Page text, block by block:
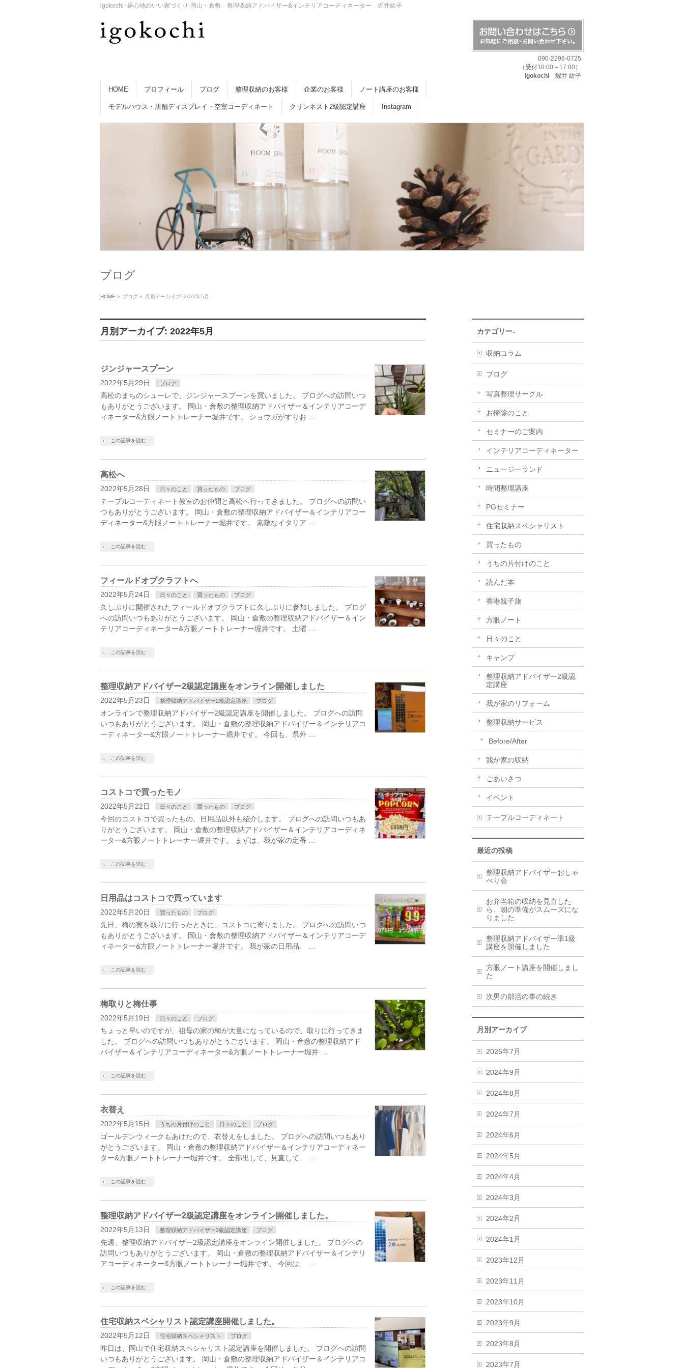
igokochi -居心地のいい家づくり-岡山・倉敷 整理収納アドバイザー&インテリアコーディネーター 堀井紘子
090-2296-0725
（受付10:00～17:00）
igokochi 堀井 紘子
HOME プロフィール ブログ 整理収納のお客様 企業のお客様 ノート講座のお客様
モデルハウス・店舗ディスプレイ・空室コーディネート クリンネスト2級認定講座 Instagram
ブログ
HOME » ブログ » 月別アーカイブ: 2022年5月
月別アーカイブ: 2022年5月
ジンジャースプーン
2022年5月29日 ブログ
高松のまちのシューレで、ジンジャースプーンを買いました。 ブログへの訪問いつ
もありがとうございます。 岡山・倉敷の整理収納アドバイザー＆インテリアコーデ
ィネーター&方眼ノートトレーナー堀井です。 ショウガがすりお …
この記事を読む
高松へ
2022年5月28日 日々のこと 買ったもの ブログ
テーブルコーディネート教室のお仲間と高松へ行ってきました。 ブログへの訪問い
つもありがとうございます。 岡山・倉敷の整理収納アドバイザー＆インテリアコー
ディネーター&方眼ノートトレーナー堀井です。 素敵なイタリア …
この記事を読む
フィールドオブクラフトへ
2022年5月24日 日々のこと 買ったもの ブログ
久しぶりに開催されたフィールドオブクラフトに久しぶりに参加しました。 ブログ
への訪問いつもありがとうございます。 岡山・倉敷の整理収納アドバイザー＆イン
テリアコーディネーター&方眼ノートトレーナー堀井です。 土曜 …
この記事を読む
整理収納アドバイザー2級認定講座をオンライン開催しました
2022年5月23日 整理収納アドバイザー2級認定講座 ブログ
オンラインで整理収納アドバイザー2級認定講座を開催しました。 ブログへの訪問
いつもありがとうございます。 岡山・倉敷の整理収納アドバイザー＆インテリアコ
ーディネーター&方眼ノートトレーナー堀井です。 今回も、県外 …
この記事を読む
コストコで買ったモノ
2022年5月22日 日々のこと 買ったもの ブログ
今回のコストコで買ったもの、日用品以外も紹介します。 ブログへの訪問いつもあ
りがとうございます。 岡山・倉敷の整理収納アドバイザー＆インテリアコーディネ
ーター&方眼ノートトレーナー堀井です。 まずは、我が家の定番 …
この記事を読む
日用品はコストコで買っています
2022年5月20日 買ったもの ブログ
先日、梅の実を取りに行ったときに、コストコに寄りました。 ブログへの訪問いつ
もありがとうございます。 岡山・倉敷の整理収納アドバイザー＆インテリアコーデ
ィネーター&方眼ノートトレーナー堀井です。 我が家の日用品、 …
この記事を読む
梅取りと梅仕事
2022年5月19日 日々のこと ブログ
ちょっと早いのですが、祖母の家の梅が大量になっているので、取りに行ってきま
した。 ブログへの訪問いつもありがとうございます。 岡山・倉敷の整理収納アド
バイザー＆インテリアコーディネーター&方眼ノートトレーナー堀井 …
この記事を読む
衣替え
2022年5月15日 うちの片付けのこと 日々のこと ブログ
ゴールデンウィークもあけたので、衣替えをしました。 ブログへの訪問いつもあり
がとうございます。 岡山・倉敷の整理収納アドバイザー＆インテリアコーディネー
ター&方眼ノートトレーナー堀井です。 全部出して、見直して、 …
この記事を読む
整理収納アドバイザー2級認定講座をオンライン開催しました。
2022年5月13日 整理収納アドバイザー2級認定講座 ブログ
先週、整理収納アドバイザー2級認定講座をオンライン開催しました。 ブログへの
訪問いつもありがとうございます。 岡山・倉敷の整理収納アドバイザー＆インテリ
アコーディネーター&方眼ノートトレーナー堀井です。 今回は、 …
この記事を読む
住宅収納スペシャリスト認定講座開催しました。
2022年5月12日 住宅収納スペシャリスト ブログ
昨日は、岡山で住宅収納スペシャリスト認定講座を開催しました。 ブログへの訪問
いつもありがとうございます。 岡山・倉敷の整理収納アドバイザー＆インテリアコ
カテゴリー-
収納コラム
ブログ
写真整理サークル
お掃除のこと
セミナーのご案内
インテリアコーディネーター
ニュージーランド
時間整理講座
PGセミナー
住宅収納スペシャリスト
買ったもの
うちの片付けのこと
読んだ本
香港親子旅
方眼ノート
日々のこと
キャンプ
整理収納アドバイザー2級認
定講座
我が家のリフォーム
整理収納サービス
Before/After
我が家の収納
ごあいさつ
イベント
テーブルコーディネート
最近の投稿
整理収納アドバイザーおしゃ
べり会
お弁当箱の収納を見直した
ら、朝の準備がスムーズにな
りました
整理収納アドバイザー準1級
講座を開催しました
方眼ノート講座を開催しまし
た
次男の部活の事の続き
月別アーカイブ
2026年7月
2024年9月
2024年8月
2024年7月
2024年6月
2024年5月
2024年4月
2024年3月
2024年2月
2024年1月
2023年12月
2023年11月
2023年10月
2023年9月
2023年8月
2023年7月